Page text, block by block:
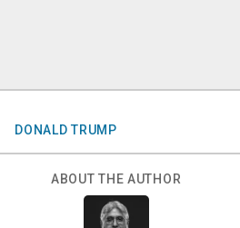
DONALD TRUMP
ABOUT THE AUTHOR